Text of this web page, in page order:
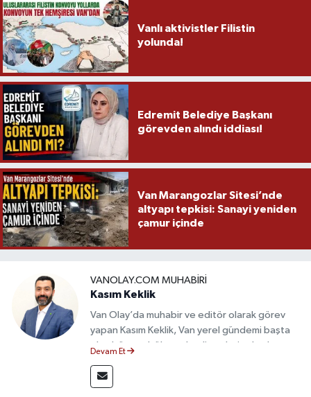
Vanlı aktivistler Filistin
yolunda!
Edremit Belediye Başkanı
görevden alındı iddiası!
Van Marangozlar Sitesi’nde
altyapı tepkisi: Sanayi yeniden
çamur içinde
VANOLAY.COM MUHABIRI
Kasım Keklik
Van Olay’da muhabir ve editör olarak görev
yapan Kasım Keklik, Van yerel gündemi başta
olmak üzere bölgesel gelişmeleri sahadan
deneyimiyle hızlı ve doğru haber üretimine
odaklanan Keklik, tarafsızlık ve etik gazetecilik
Devam Et